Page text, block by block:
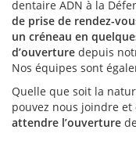
dentaire ADN à la
de prise de rendez-
un créneau en
d’ouverture depuis
Nos équipes sont
Quelle que soit la
pouvez nous joindre et
attendre l’ouverture